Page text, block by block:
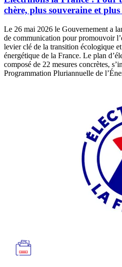
chère, plus souveraine et
Le 26 mai 2026 le Gouvernement a
de communication pour promouvoir
levier clé de la transition écologique
énergétique de la France. Le plan
composé de 22 mesures concrètes,
Programmation Pluriannuelle de